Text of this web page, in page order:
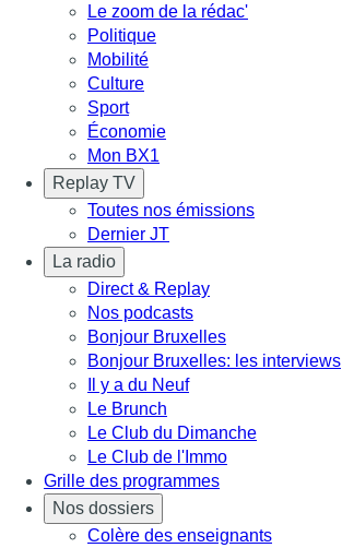
Le zoom de la rédac'
Politique
Mobilité
Culture
Sport
Économie
Mon BX1
Replay TV
Toutes nos émissions
Dernier JT
La radio
Direct & Replay
Nos podcasts
Bonjour Bruxelles
Bonjour Bruxelles: les interviews
Il y a du Neuf
Le Brunch
Le Club du Dimanche
Le Club de l'Immo
Grille des programmes
Nos dossiers
Colère des enseignants